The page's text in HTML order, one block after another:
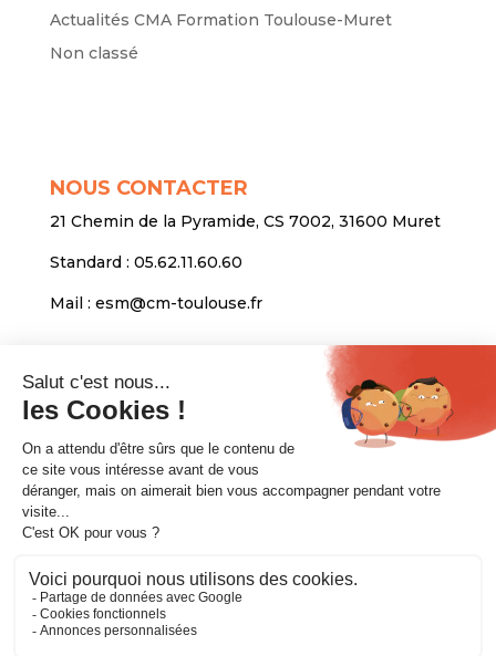
Actualités CMA Formation Toulouse-Muret
Non classé
NOUS CONTACTER
21 Chemin de la Pyramide, CS 7002, 31600 Muret
Standard : 05.62.11.60.60
Mail : esm@cm-toulouse.fr
INFORMATIONS
Mentions légales
Protection des données personnelles
Venir nous voir